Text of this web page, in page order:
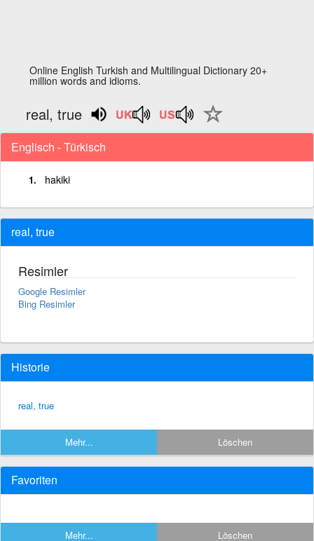
Online English Turkish and Multilingual Dictionary 20+
million words and idioms.
real, true
Englisch - Türkisch
hakiki
real, true
Resimler
Google Resimler
Bing Resimler
Historie
real, true
Mehr... Löschen
Favoriten
Mehr... Löschen